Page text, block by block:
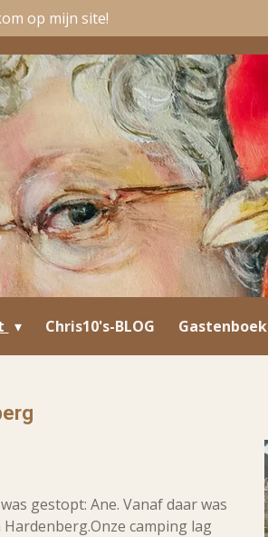
op mijn site!
Chris10's-BLOG Gastenboek
gestopt: Ane. Vanaf daar was
camping lag